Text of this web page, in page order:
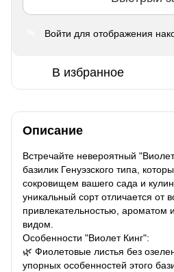
Войти для отображения
В избранное
Описание
Встречайте невероятный
базилик Генуэзского типа,
сокровищем вашего сада и
уникальный сорт отличается от
привлекательностью, ароматом
видом.
Особенности "Виолет Кинг":
🌿 Фиолетовые листья без
упорных особенностей этого